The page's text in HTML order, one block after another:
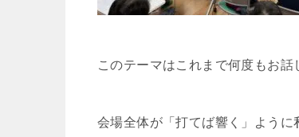
このテーマはこれまで何度もお話
会場全体が「打てば響く」よう